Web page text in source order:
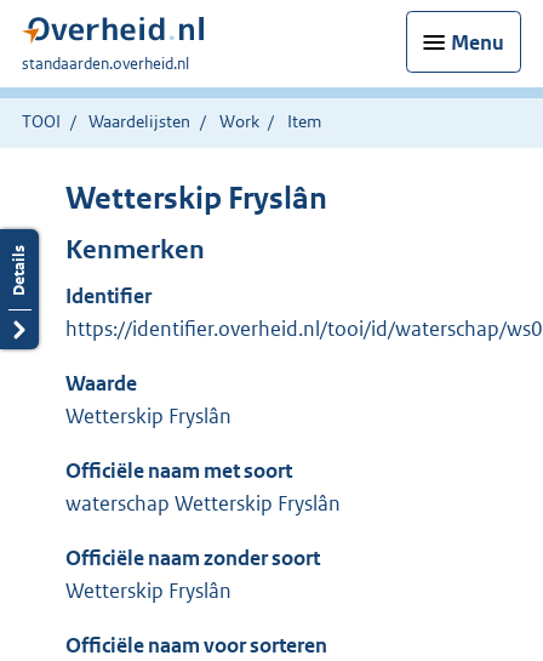
Menu
U
bent
hier:
standaarden.overheid.nl
TOOI Waardelijsten Work Item
Wetterskip Fryslân
Kenmerken
Identifier
https://identifier.overheid.nl/tooi/id/waterschap/
Waarde
Wetterskip Fryslân
Officiële naam met soort
waterschap Wetterskip Fryslân
Officiële naam zonder soort
Wetterskip Fryslân
Officiële naam voor sorteren